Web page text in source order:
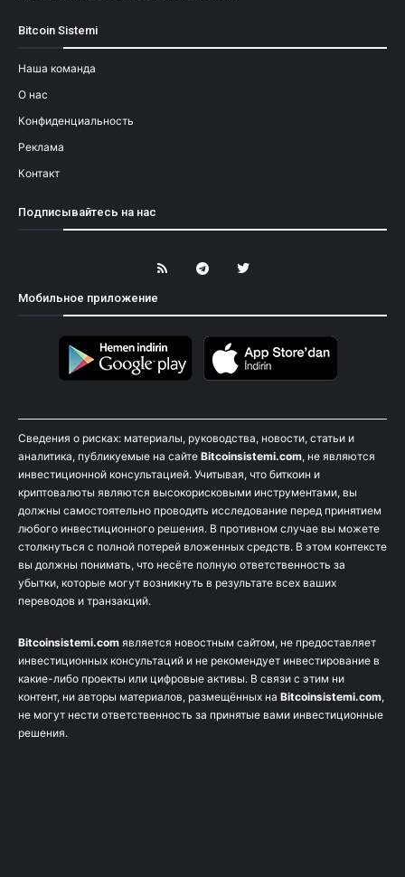
Bitcoin Sistemi
Наша команда
О нас
Конфиденциальность
Реклама
Контакт
Подписывайтесь на нас
Мобильное приложение
Сведения о рисках: материалы, руководства, новости, статьи и
аналитика, публикуемые на сайте Bitcoinsistemi.com, не являются
инвестиционной консультацией. Учитывая, что биткоин и
криптовалюты являются высокорисковыми инструментами, вы
должны самостоятельно проводить исследование перед принятием
любого инвестиционного решения. В противном случае вы можете
столкнуться с полной потерей вложенных средств. В этом контексте
вы должны понимать, что несёте полную ответственность за
убытки, которые могут возникнуть в результате всех ваших
переводов и транзакций.
Bitcoinsistemi.com является новостным сайтом, не предоставляет
инвестиционных консультаций и не рекомендует инвестирование в
какие-либо проекты или цифровые активы. В связи с этим ни
контент, ни авторы материалов, размещённых на Bitcoinsistemi.com,
не могут нести ответственность за принятые вами инвестиционные
решения.